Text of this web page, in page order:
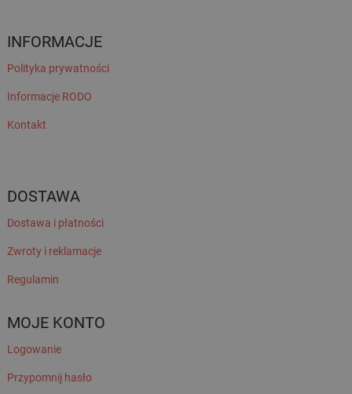
INFORMACJE
Polityka prywatności
Informacje RODO
Kontakt
DOSTAWA
Dostawa i płatności
Zwroty i reklamacje
Regulamin
MOJE KONTO
Logowanie
Przypomnij hasło